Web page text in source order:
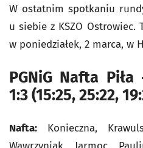
W ostatnim spotkaniu
u siebie z KSZO
w poniedziałek, 2 marca, w
PGNiG Nafta
1:3 (15:25, 25:22,
Nafta: Konieczna,